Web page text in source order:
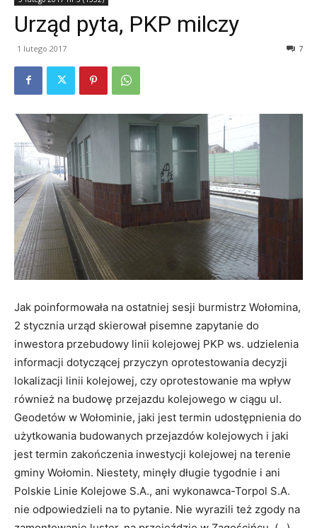
Urząd pyta, PKP milczy
1 lutego 2017 7
Jak poinformowała na ostatniej sesji burmistrz Wołomina,
2 stycznia urząd skierował pisemne zapytanie do
inwestora przebudowy linii kolejowej PKP ws. udzielenia
informacji dotyczącej przyczyn oprotestowania decyzji
lokalizacji linii kolejowej, czy oprotestowanie ma wpływ
również na budowę przejazdu kolejowego w ciągu ul.
Geodetów w Wołominie, jaki jest termin udostępnienia do
użytkowania budowanych przejazdów kolejowych i jaki
jest termin zakończenia inwestycji kolejowej na terenie
gminy Wołomin. Niestety, minęły długie tygodnie i ani
Polskie Linie Kolejowe S.A., ani wykonawca-Torpol S.A.
nie odpowiedzieli na to pytanie. Nie wyrazili też zgody na